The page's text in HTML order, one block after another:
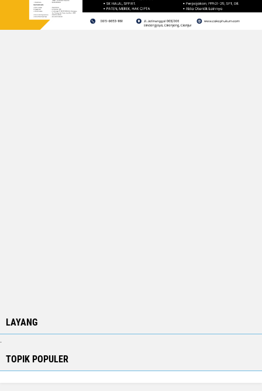
LAYANG
.
TOPIK POPULER